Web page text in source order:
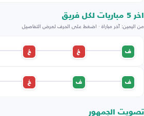
اخر 5 مباريات لكل فريق
من اليمين: آخر مباراة · اضغط على الحرف لعرض التفاصيل
ف خ خ
ف ف خ
تصويت الجمهور